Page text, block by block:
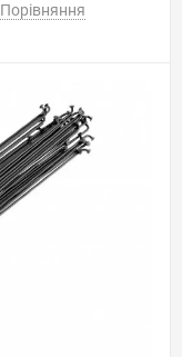
Порівняння